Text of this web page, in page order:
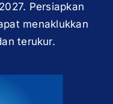
Persiapkan
menaklukkan
terukur.